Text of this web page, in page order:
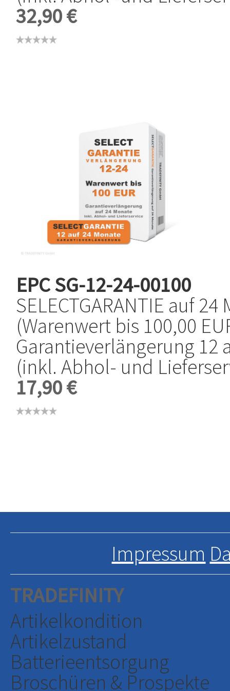
32,90 €
EPCSG-12-24-00100
SELECTGARANTIE auf 24
(Warenwert bis 100,00
Garantieverlängerung 12
(inkl. Abhol- und
17,90 €
Impressum
TRADEFINITY
Artikelkondition
Artikelzustand
Batterieentsorgung
Broschüren & Prospekte